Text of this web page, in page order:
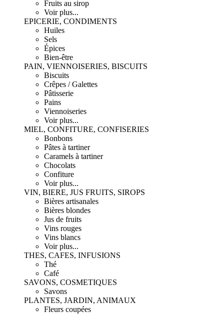
Fruits au sirop
Voir plus...
EPICERIE, CONDIMENTS
Huiles
Sels
Épices
Bien-être
PAIN, VIENNOISERIES, BISCUITS
Biscuits
Crêpes / Galettes
Pâtisserie
Pains
Viennoiseries
Voir plus...
MIEL, CONFITURE, CONFISERIES
Bonbons
Pâtes à tartiner
Caramels à tartiner
Chocolats
Confiture
Voir plus...
VIN, BIERE, JUS FRUITS, SIROPS
Bières artisanales
Bières blondes
Jus de fruits
Vins rouges
Vins blancs
Voir plus...
THES, CAFES, INFUSIONS
Thé
Café
SAVONS, COSMETIQUES
Savons
PLANTES, JARDIN, ANIMAUX
Fleurs coupées